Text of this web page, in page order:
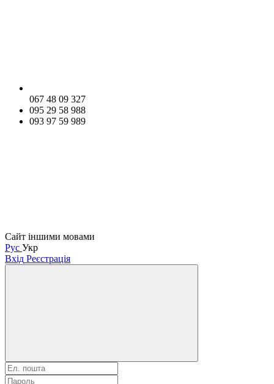
067 48 09 327
095 29 58 988
093 97 59 989
Сайт іншими мовами
Рус Укр
Вхід Реєстрація